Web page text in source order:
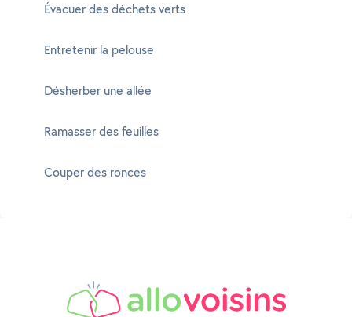
Évacuer des déchets verts
Entretenir la pelouse
Désherber une allée
Ramasser des feuilles
Couper des ronces